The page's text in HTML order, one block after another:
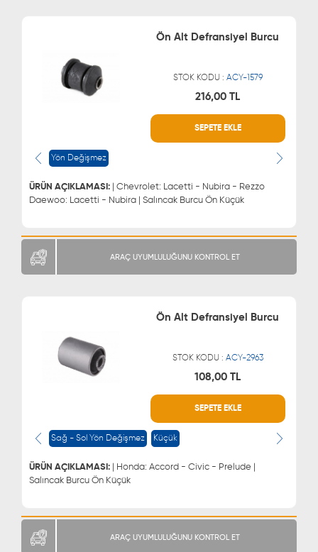
Ön Alt Defransiyel Burcu
STOK KODU : ACY-1579
216,00 TL
SEPETE EKLE
Yön Değişmez
ÜRÜN AÇIKLAMASI: | Chevrolet: Lacetti - Nubira - Rezzo
Daewoo: Lacetti - Nubira | Salıncak Burcu Ön Küçük
MÜŞTERİ HİZMETLERİ
ARAÇ UYUMLULUĞUNU KONTROL ET
Ön Alt Defransiyel Burcu
STOK KODU : ACY-2963
108,00 TL
SEPETE EKLE
Sağ - Sol Yön Değişmez Küçük
ÜRÜN AÇIKLAMASI: | Honda: Accord - Civic - Prelude |
Salıncak Burcu Ön Küçük
MÜŞTERİ HİZMETLERİ
ARAÇ UYUMLULUĞUNU KONTROL ET